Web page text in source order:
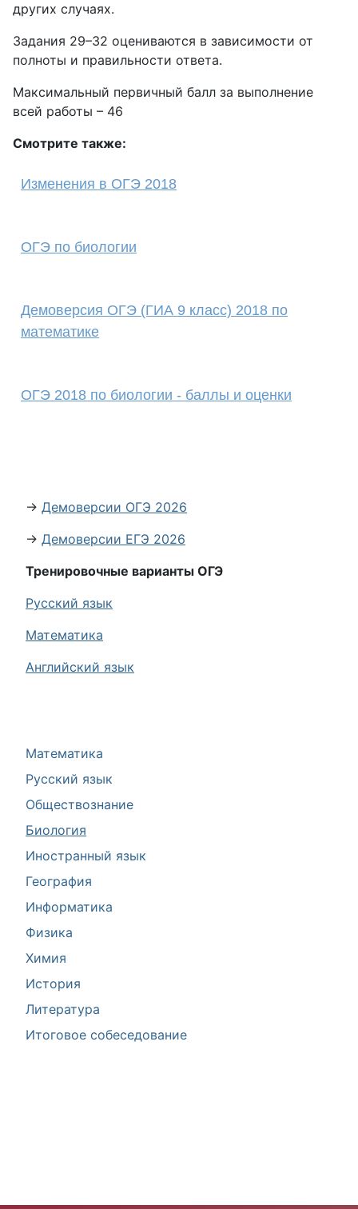
Математика
Русский язык
Обществознание
Биология
Иностранный язык
География
Информатика
Физика
Химия
История
Литература
Итоговое собеседование
других случаях.
Задания 29–32 оцениваются в зависимости от
полноты и правильности ответа.
Максимальный первичный балл за выполнение
всей работы – 46
Смотрите также:
Изменения в ОГЭ 2018
ОГЭ по биологии
Демоверсия ОГЭ (ГИА 9 класс) 2018 по
математике
ОГЭ 2018 по биологии - баллы и оценки
→ Демоверсии ОГЭ 2026
→ Демоверсии ЕГЭ 2026
Тренировочные варианты ОГЭ
Русский язык
Математика
Английский язык